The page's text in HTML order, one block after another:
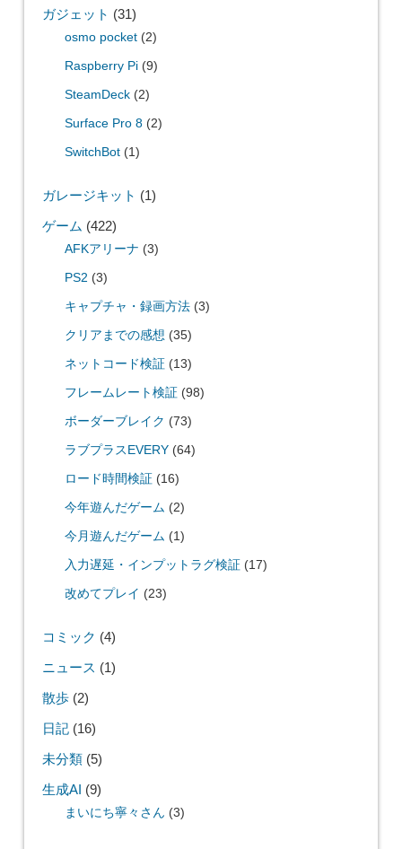
ガジェット (31)
osmo pocket(2)
Raspberry Pi(9)
SteamDeck(2)
Surface Pro 8(2)
SwitchBot(1)
ガレージキット (1)
ゲーム (422)
AFKアリーナ (3)
PS2 (3)
キャプチャ・録画方法(3)
クリアまでの感想 (35)
ネットコード検証 (13)
フレームレート検証 (98)
ボーダーブレイク (73)
ラブプラスEVERY(64)
ロード時間検証 (16)
今年遊んだゲーム (2)
今月遊んだゲーム (1)
入力遅延・インプットラグ検証 (17)
改めてプレイ (23)
コミック (4)
ニュース (1)
散歩(2)
日記(16)
未分類(5)
生成AI (9)
まいにち寧々さん (3)